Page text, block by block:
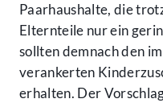
Paarhaushalte, die
Elternteile nur ein
sollten demnach den
verankerten
erhalten. Der